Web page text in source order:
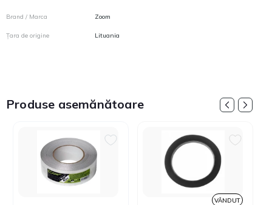
Brand / Marca Zoom
Țara de origine Lituania
Produse asemănătoare
VÂNDUT